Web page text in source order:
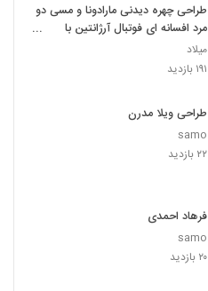
طراحی چهره دیدنی مارادونا و مسی دو
مرد افسانه ای فوتبال آرژانتین با
مدادرنگی
میلاد
۱۹۱ بازدید
طراحی ویلا مدرن
samo
۲۲ بازدید
فرهاد احمدی
samo
۲۰ بازدید